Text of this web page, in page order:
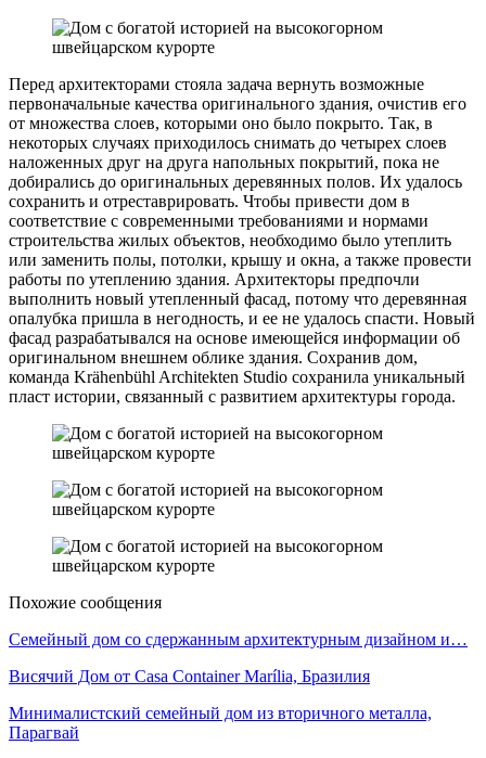
Перед архитекторами стояла задача вернуть возможные
первоначальные качества оригинального здания, очистив его
от множества слоев, которыми оно было покрыто. Так, в
некоторых случаях приходилось снимать до четырех слоев
наложенных друг на друга напольных покрытий, пока не
добирались до оригинальных деревянных полов. Их удалось
сохранить и отреставрировать. Чтобы привести дом в
соответствие с современными требованиями и нормами
строительства жилых объектов, необходимо было утеплить
или заменить полы, потолки, крышу и окна, а также провести
работы по утеплению здания. Архитекторы предпочли
выполнить новый утепленный фасад, потому что деревянная
опалубка пришла в негодность, и ее не удалось спасти. Новый
фасад разрабатывался на основе имеющейся информации об
оригинальном внешнем облике здания. Сохранив дом,
команда Krähenbühl Architekten Studio сохранила уникальный
пласт истории, связанный с развитием архитектуры города.
Похожие сообщения
Семейный дом со сдержанным архитектурным дизайном и…
Висячий Дом от Casa Container Marília, Бразилия
Минималистский семейный дом из вторичного металла,
Парагвай